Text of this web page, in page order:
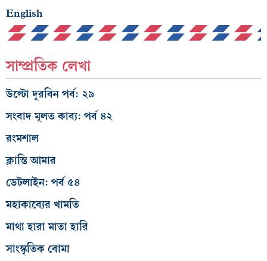
English
সাম্প্রতিক লেখা
উল্টো দূরবিন পর্ব: ২৯
সংবাদ মূলত কাব্য: পর্ব ৪২
রংমশাল
ক্লান্তি আমার
ডেটলাইন: পর্ব ৫৪
মহাকাব্যের খামতি
মাথা হারা মাতা হারি
সাংস্কৃতিক বোমা